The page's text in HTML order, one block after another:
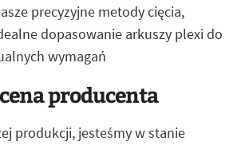
precyzyjne metody cięcia,
dopasowanie arkuszy plexi do
wymagań
producenta
produkcji, jesteśmy w stanie